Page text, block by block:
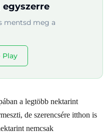
egyszerre
mentsd meg a
Play
a legtöbb nektarint
de szerencsére itthon is
nemcsak